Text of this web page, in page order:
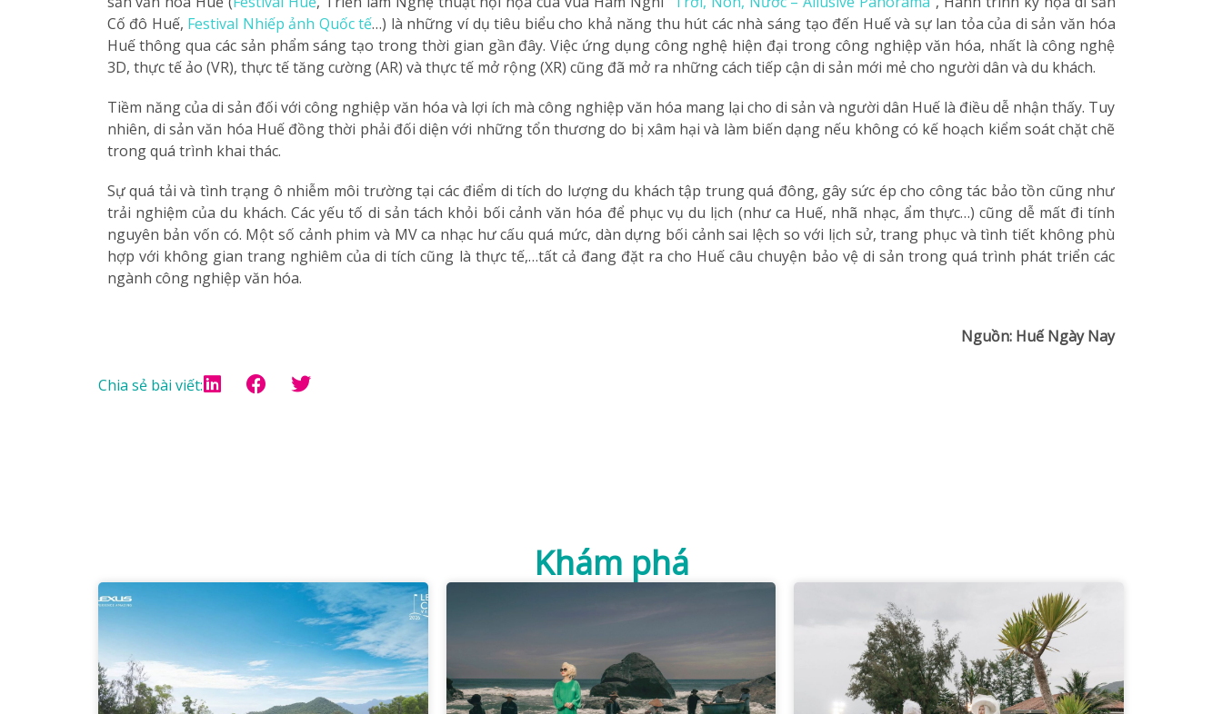
Cố đô Huế, Festival Nhiếp ảnh Quốc tế…) là những ví dụ tiêu biểu cho khả năng thu hút các nhà sáng tạo đến Huế và sự lan tỏa của di sản văn hóa
Huế thông qua các sản phẩm sáng tạo trong thời gian gần đây. Việc ứng dụng công nghệ hiện đại trong công nghiệp văn hóa, nhất là công nghệ
3D, thực tế ảo (VR), thực tế tăng cường (AR) và thực tế mở rộng (XR) cũng đã mở ra những cách tiếp cận di sản mới mẻ cho người dân và du khách.
Tiềm năng của di sản đối với công nghiệp văn hóa và lợi ích mà công nghiệp văn hóa mang lại cho di sản và người dân Huế là điều dễ nhận thấy. Tuy
nhiên, di sản văn hóa Huế đồng thời phải đối diện với những tổn thương do bị xâm hại và làm biến dạng nếu không có kế hoạch kiểm soát chặt chẽ
trong quá trình khai thác.
Sự quá tải và tình trạng ô nhiễm môi trường tại các điểm di tích do lượng du khách tập trung quá đông, gây sức ép cho công tác bảo tồn cũng như
trải nghiệm của du khách. Các yếu tố di sản tách khỏi bối cảnh văn hóa để phục vụ du lịch (như ca Huế, nhã nhạc, ẩm thực…) cũng dễ mất đi tính
nguyên bản vốn có. Một số cảnh phim và MV ca nhạc hư cấu quá mức, dàn dựng bối cảnh sai lệch so với lịch sử, trang phục và tình tiết không phù
hợp với không gian trang nghiêm của di tích cũng là thực tế,…tất cả đang đặt ra cho Huế câu chuyện bảo vệ di sản trong quá trình phát triển các
ngành công nghiệp văn hóa.
Nguồn: Huế Ngày Nay
Chia sẻ bài viết:
Khám phá